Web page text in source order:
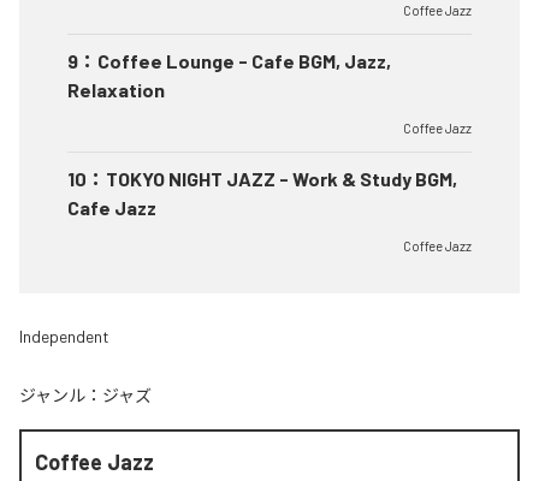
Coffee Jazz
9 ： Coffee Lounge - Cafe BGM, Jazz,
Relaxation
Coffee Jazz
10 ： TOKYO NIGHT JAZZ - Work & Study BGM,
Cafe Jazz
Coffee Jazz
Independent
ジャンル： ジャズ
Coffee Jazz